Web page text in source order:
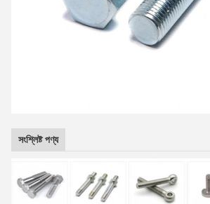
সংশ্লিষ্ট পণ্য